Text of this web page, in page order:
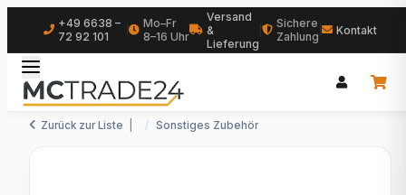
+49 6638 –
72 92 101
Mo–Fr
8–16 Uhr
Versand
&
Lieferung
Sichere
Zahlung
Kontakt
Zurück zur Liste Sonstiges Zubehör